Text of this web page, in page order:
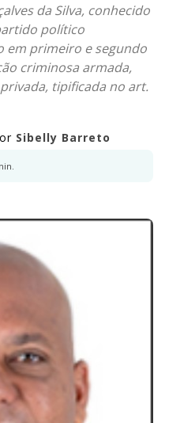
da Silva, conhecido
político
em primeiro e segundo
criminosa armada,
tipificada no art.
Sibelly Barreto